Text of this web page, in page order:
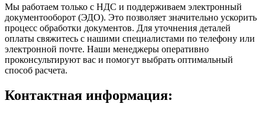
Мы работаем только с НДС и поддерживаем электронный
документооборот (ЭДО). Это позволяет значительно ускорить
процесс обработки документов. Для уточнения деталей
оплаты свяжитесь с нашими специалистами по телефону или
электронной почте. Наши менеджеры оперативно
проконсультируют вас и помогут выбрать оптимальный
способ расчета.
Контактная информация: